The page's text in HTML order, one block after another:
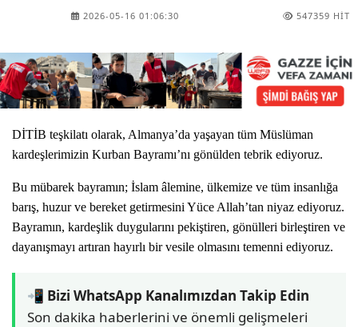
2026-05-16 01:06:30 547359 HIT
DİTİB teşkilatı olarak, Almanya’da yaşayan tüm Müslüman
kardeşlerimizin Kurban Bayramı’nı gönülden tebrik ediyoruz.
Bu mübarek bayramın; İslam âlemine, ülkemize ve tüm insanlığa
barış, huzur ve bereket getirmesini Yüce Allah’tan niyaz ediyoruz.
Bayramın, kardeşlik duygularını pekiştiren, gönülleri birleştiren ve
dayanışmayı artıran hayırlı bir vesile olmasını temenni ediyoruz.
📲 Bizi WhatsApp Kanalımızdan Takip Edin
Son dakika haberlerini ve önemli gelişmeleri